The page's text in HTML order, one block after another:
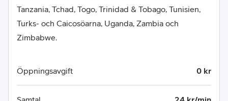
Tanzania, Tchad, Togo, Trinidad & Tobago, Tunisien,
Turks- och Caicosöarna, Uganda, Zambia och
Zimbabwe.
Öppningsavgift 0 kr